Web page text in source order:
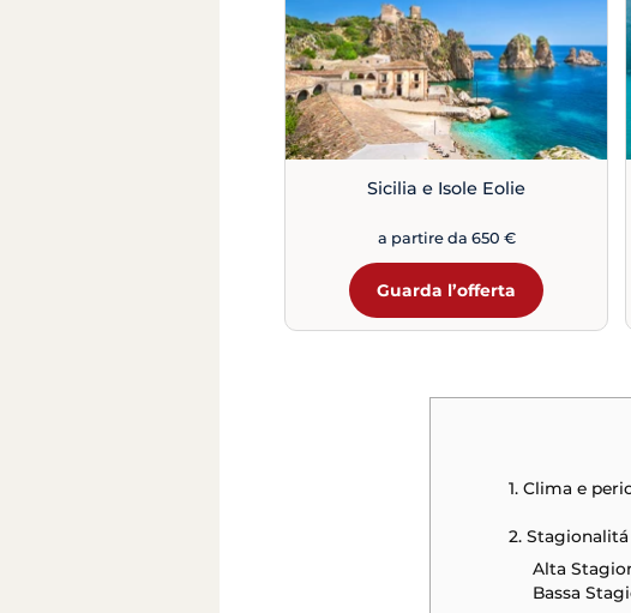
Sicilia e Isole Eolie
a partire da 650 €
Guarda l’offerta
1. Clima e
2.
Alta
Bassa